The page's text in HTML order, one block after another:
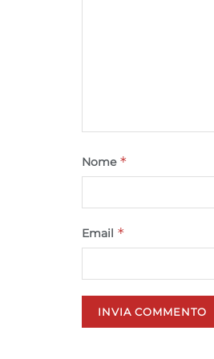
Nome *
Email *